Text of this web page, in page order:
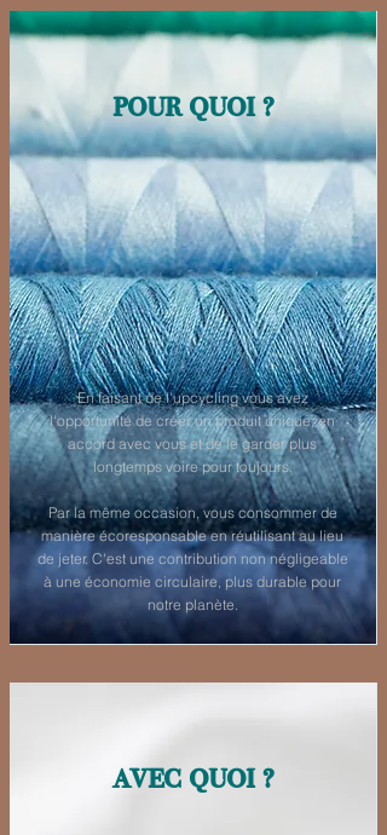
pour quoi ?
En faisant de l'upcycling vous avez
l'opportunité de créer un produit unique, en
accord avec vous et de le garder plus
longtemps voire pour toujours.
Par la même occasion, vous consommer de
manière écoresponsable en réutilisant au lieu
de jeter. C'est une contribution non négligeable
à une économie circulaire, plus durable pour
notre planète.
avec quoi ?